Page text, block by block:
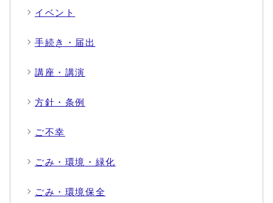
イベント
手続き・届出
講座・講演
方針・条例
ご不幸
ごみ・環境・緑化
ごみ・環境保全